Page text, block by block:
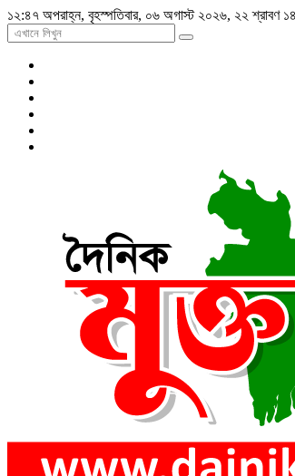
১২:৪৭ অপরাহ্ন, বৃহস্পতিবার, ০৬ অগাস্ট ২০২৬, ২২ শ্রাবণ